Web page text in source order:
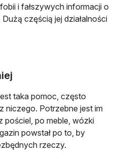
i fałszywych informacji o
częścią jej działalności
taka pomoc, często
niczego. Potrzebne jest im
pościel, po meble, wózki
powstał po to, by
rzeczy.